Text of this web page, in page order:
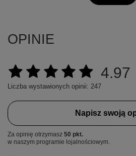
OPINIE
4.97
Liczba wystawionych opinii: 247
Napisz swoją
Za opinię otrzymasz 50 pkt.
w naszym programie lojalnościowym.